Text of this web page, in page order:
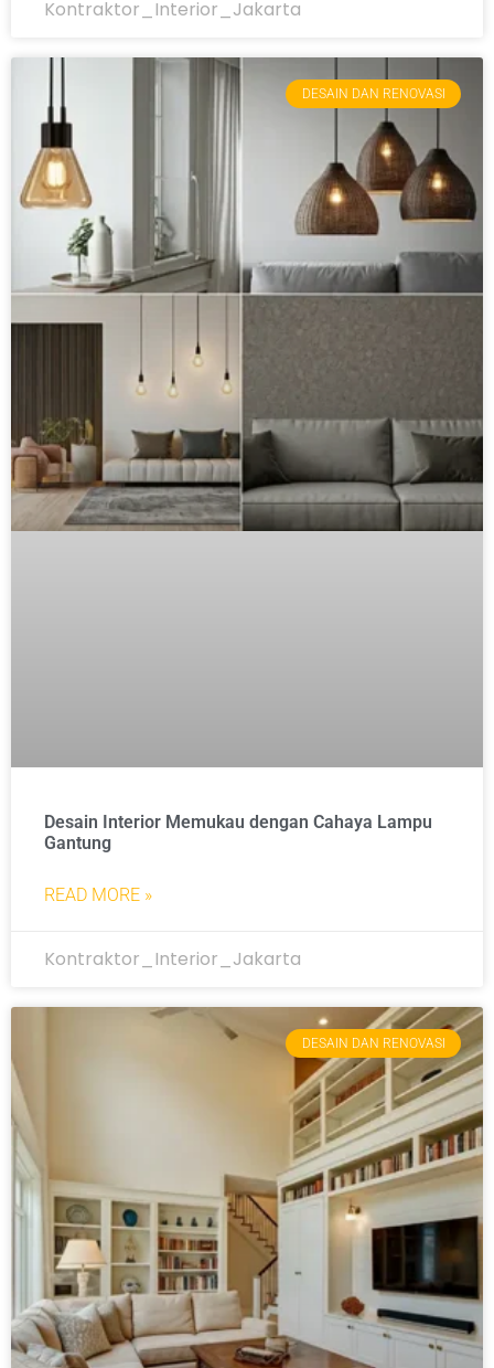
Kontraktor_Interior_Jakarta
DESAIN DAN RENOVASI
Desain Interior Memukau dengan Cahaya Lampu
Gantung
READ MORE »
Kontraktor_Interior_Jakarta
DESAIN DAN RENOVASI